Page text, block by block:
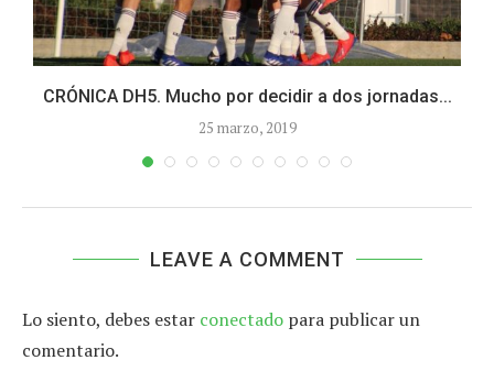
CRÓNICA DH5. Mucho por decidir a dos jornadas...
25 marzo, 2019
LEAVE A COMMENT
Lo siento, debes estar conectado para publicar un
comentario.